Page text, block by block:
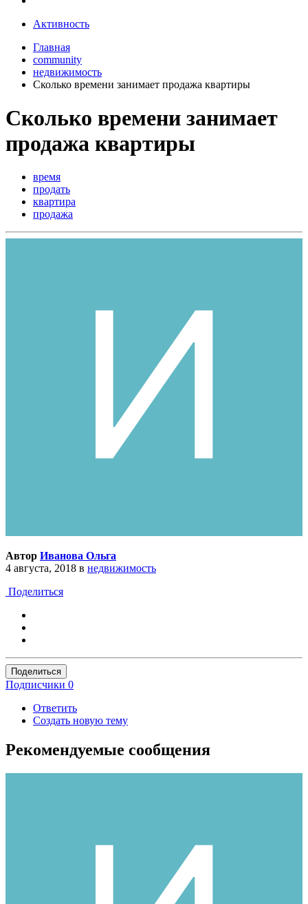
Активность
Главная
community
недвижимость
Сколько времени занимает продажа квартиры
Сколько времени занимает
продажа квартиры
время
продать
квартира
продажа
Автор Иванова Ольга
4 августа, 2018 в недвижимость
Поделиться
Поделиться
Подписчики 0
Ответить
Создать новую тему
Рекомендуемые сообщения